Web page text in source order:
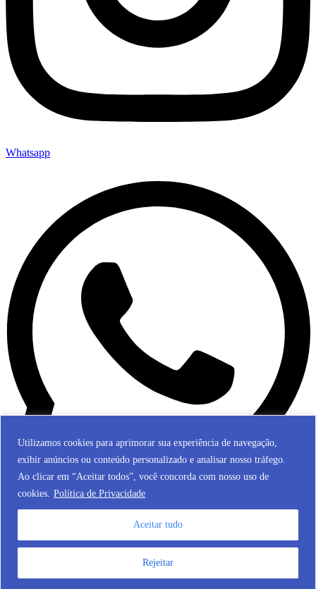
Utilizamos cookies para aprimorar sua experiência de navegação,
exibir anúncios ou conteúdo personalizado e analisar nosso tráfego.
Ao clicar em “Aceitar todos”, você concorda com nosso uso de
cookies. Política de Privacidade
Rejeitar
Aceitar tudo
Whatsapp
os direitos reservados.